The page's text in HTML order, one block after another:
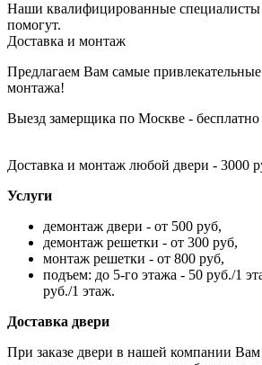
Наши квалифицированные специалисты
помогут.
Доставка и монтаж
Предлагаем Вам самые
монтажа!
Выезд замерщика по Москве - бесплатно
Доставка и монтаж любой двери - 3000
Услуги
демонтаж двери - от 500 руб,
демонтаж решетки - от 300 руб,
монтаж решетки - от 800 руб,
подъем: до 5-го этажа - 50 руб./1
руб./1 этаж.
Доставка двери
При заказе двери в нашей компании